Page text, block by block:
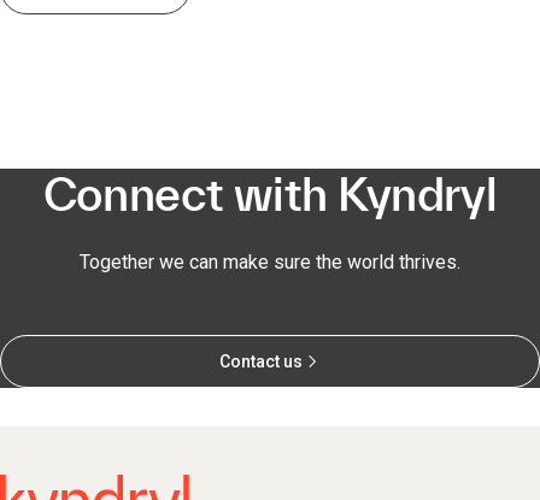
Connect with Kyndryl
Together we can make sure the world thrives.
Contact us